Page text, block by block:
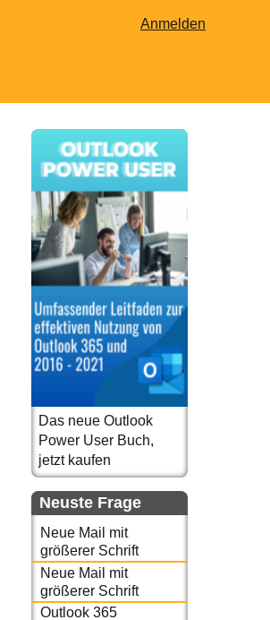
Anmelden
Das neue Outlook
Power User Buch,
jetzt kaufen
Neuste Frage
Neue Mail mit
größerer Schrift
Neue Mail mit
größerer Schrift
Outlook 365